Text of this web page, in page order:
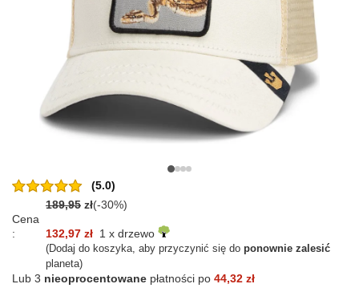
(5.0)
189,95 zł(-30%)
Cena
:
132,97 zł 1 x drzewo
(Dodaj do koszyka, aby przyczynić się do ponownie zalesić
planeta)
Lub 3 nieoprocentowane płatności po 44,32 zł